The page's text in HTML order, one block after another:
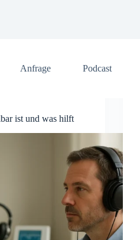
Anfrage Podcast
ist und was hilft